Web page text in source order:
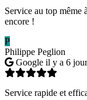
Service au top même
encore !
P
Philippe Peglion
Google il y a 6
Service rapide et